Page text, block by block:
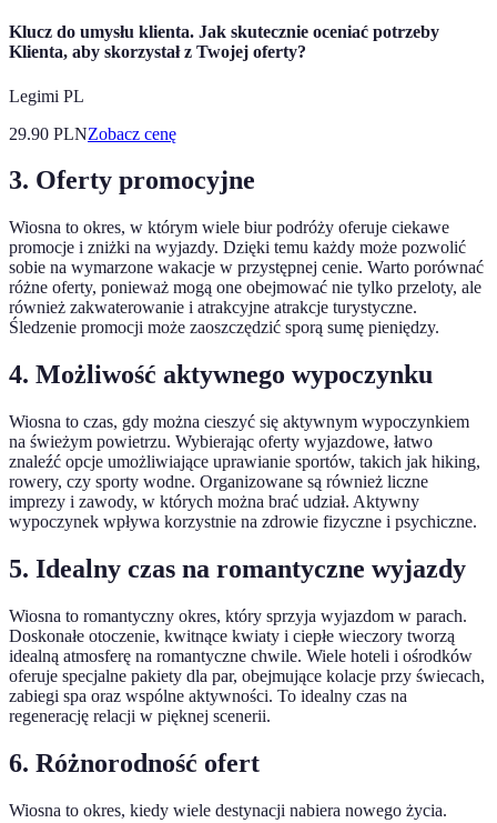
Klucz do umysłu klienta. Jak skutecznie oceniać potrzeby
Klienta, aby skorzystał z Twojej oferty?
Legimi PL
29.90 PLNZobacz cenę
3. Oferty promocyjne
Wiosna to okres, w którym wiele biur podróży oferuje ciekawe
promocje i zniżki na wyjazdy. Dzięki temu każdy może pozwolić
sobie na wymarzone wakacje w przystępnej cenie. Warto porównać
różne oferty, ponieważ mogą one obejmować nie tylko przeloty, ale
również zakwaterowanie i atrakcyjne atrakcje turystyczne.
Śledzenie promocji może zaoszczędzić sporą sumę pieniędzy.
4. Możliwość aktywnego wypoczynku
Wiosna to czas, gdy można cieszyć się aktywnym wypoczynkiem
na świeżym powietrzu. Wybierając oferty wyjazdowe, łatwo
znaleźć opcje umożliwiające uprawianie sportów, takich jak hiking,
rowery, czy sporty wodne. Organizowane są również liczne
imprezy i zawody, w których można brać udział. Aktywny
wypoczynek wpływa korzystnie na zdrowie fizyczne i psychiczne.
5. Idealny czas na romantyczne wyjazdy
Wiosna to romantyczny okres, który sprzyja wyjazdom w parach.
Doskonałe otoczenie, kwitnące kwiaty i ciepłe wieczory tworzą
idealną atmosferę na romantyczne chwile. Wiele hoteli i ośrodków
oferuje specjalne pakiety dla par, obejmujące kolacje przy świecach,
zabiegi spa oraz wspólne aktywności. To idealny czas na
regenerację relacji w pięknej scenerii.
6. Różnorodność ofert
Wiosna to okres, kiedy wiele destynacji nabiera nowego życia.